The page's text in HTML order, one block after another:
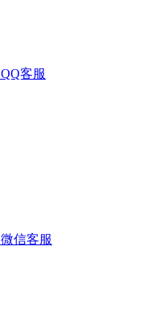
QQ客服
微信客服